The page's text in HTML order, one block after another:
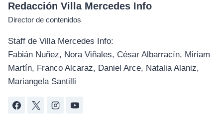
Redacción Villa Mercedes Info
Director de contenidos
Staff de Villa Mercedes Info:
Fabián Nuñez, Nora Viñales, César Albarracín, Miriam
Martín, Franco Alcaraz, Daniel Arce, Natalia Alaniz,
Mariangela Santilli